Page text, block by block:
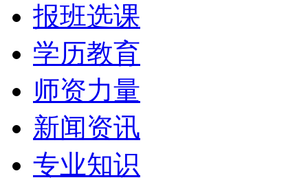
报班选课
学历教育
师资力量
新闻资讯
专业知识